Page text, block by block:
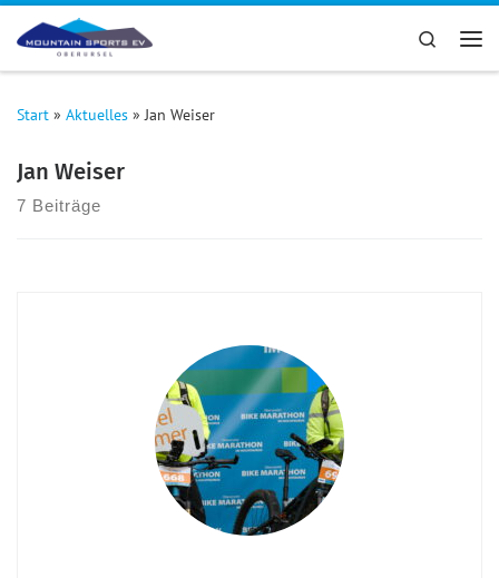
Zum Inhalt springen Search
Start » Aktuelles » Jan Weiser
Jan Weiser
7 Beiträge